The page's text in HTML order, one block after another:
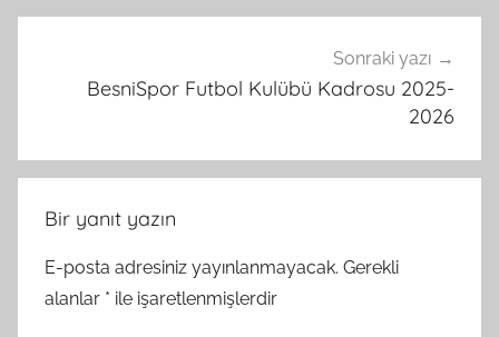
Sonraki yazı
BesniSpor Futbol Kulübü Kadrosu 2025-
2026
Bir yanıt yazın
E-posta adresiniz yayınlanmayacak. Gerekli
alanlar * ile işaretlenmişlerdir